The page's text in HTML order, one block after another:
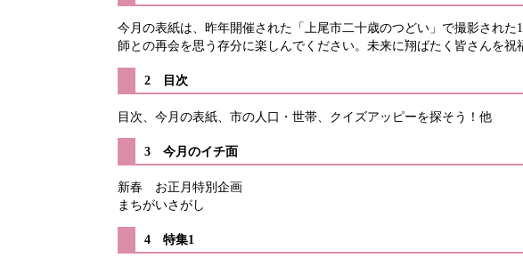
今月の表紙は、昨年開催された「上尾市二十歳のつどい」で撮影され
師との再会を思う存分に楽しんでください。未来に翔ばたく皆さんを祝
2 目次
目次、今月の表紙、市の人口・世帯、クイズアッピーを探そう！他
3 今月のイチ面
新春 お正月特別企画
まちがいさがし
4 特集1